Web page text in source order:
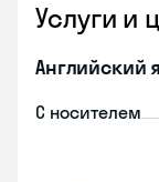
Услуги и
Английский
С носителем